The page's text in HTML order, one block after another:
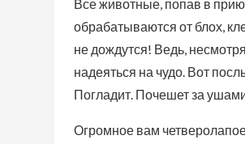
Все животные, попав в
обрабатываются от блох,
не дождутся! Ведь,
надеяться на чудо. Вот
Погладит. Почешет за
Огромное вам